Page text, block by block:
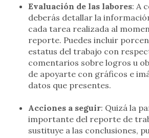
Evaluación de las labores: A
deberás detallar la
cada tarea realizada al
reporte. Puedes incluir
estatus del trabajo con
comentarios sobre logros u
de apoyarte con gráficos e
datos que presentes.
Acciones a seguir: Quizá la
importante del reporte de
sustituye a las conclusiones,